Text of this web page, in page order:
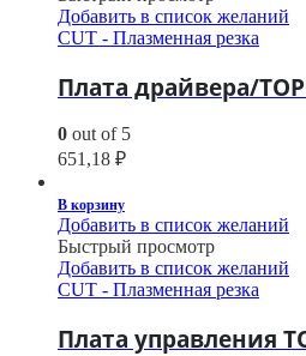
Добавить в список желаний
CUT - Плазменная резка
Плата драйвера/TOP
0 out of 5
651,18 ₽
В корзину
Добавить в список желаний
Быстрый просмотр
Добавить в список желаний
CUT - Плазменная резка
Плата управления